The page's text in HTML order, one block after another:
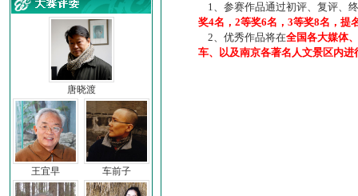
唐晓渡
王宜早 车前子
1、参赛作品通过初评、复评、
奖4名，2等奖6名，3等奖8名，提
2、优秀作品将在全国各大媒体
车、以及南京各著名人文景区内进